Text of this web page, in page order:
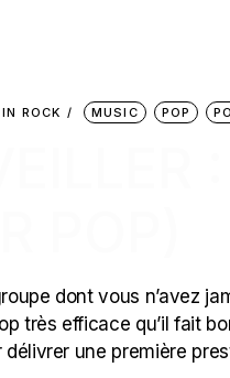
ROCK MUSIC POP
dont vous n’avez
très efficace qu’il fait
délivrer une première